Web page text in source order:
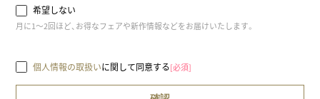
希望しない
月に1～2回ほど、お得なフェアや新作情報などをお届けいたします。
個人情報の取扱いに関して同意する[必須]